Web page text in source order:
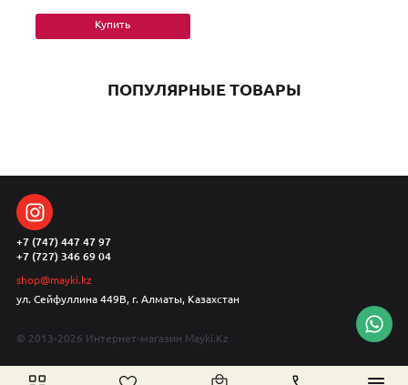
Купить
ПОПУЛЯРНЫЕ ТОВАРЫ
+7 (747) 447 47 97
+7 (727) 346 69 04
shop@mayki.kz
ул. Сейфуллина 449В, г. Алматы, Казахстан
© 2013-2026 Интернет-магазин Mayki.Kz